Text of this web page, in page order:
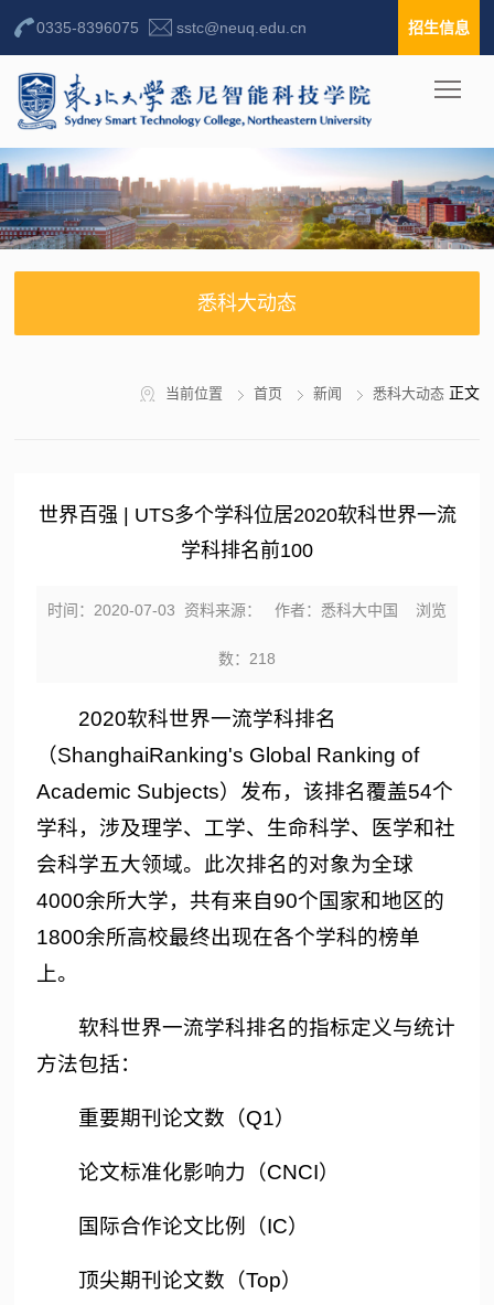
0335-8396075 sstc@neuq.edu.cn 招生信息
悉科大动态
当前位置 首页 新闻 悉科大动态正文
世界百强 | UTS多个学科位居2020软科世界一流
学科排名前100
时间：2020-07-03 资料来源： 作者：悉科大中国 浏览
数： 218
2020软科世界一流学科排名
（ShanghaiRanking's Global Ranking of
Academic Subjects）发布，该排名覆盖54个
学科，涉及理学、工学、生命科学、医学和社
会科学五大领域。此次排名的对象为全球
4000余所大学，共有来自90个国家和地区的
1800余所高校最终出现在各个学科的榜单
上。
软科世界一流学科排名的指标定义与统计
方法包括：
重要期刊论文数（Q1）
论文标准化影响力（CNCI）
国际合作论文比例（IC）
顶尖期刊论文数（Top）